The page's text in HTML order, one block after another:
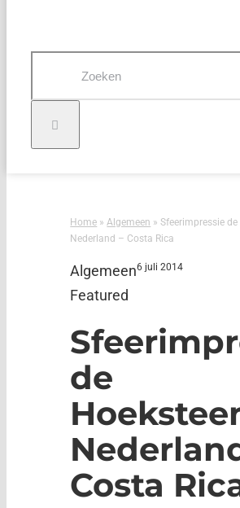
Home »Algemeen »Sfeerimpressie
Nederland – Costa Rica
Algemeen
Featured
6 juli 2014
de
Costa